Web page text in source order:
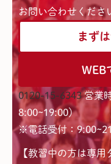
お問い合わせくださ
まず
WEB
0120-15-6343 営業
8:00~19:00）
※電話受付：
【教習中の方は専用